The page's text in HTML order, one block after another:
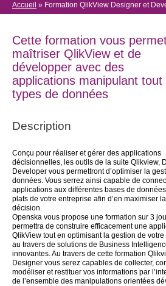
Accueil » Formation QlikView Designer et
Cette formation vous
maîtriser QlikView et de
développer avec des
applications manipulant tout
types de données
Description
Conçu pour réaliser et gérer des applications
décisionnelles, les outils de la suite Qlikview,
Developer vous permettront d’optimiser la
données. Vous serrez ainsi capable de
applications aux différentes bases de
plats de votre entreprise afin d’en maximiser
décision.
Openska vous propose une formation sur 3
permettra de construire efficacement une
QlikView tout en optimisant la gestion de votre
au travers de solutions de Business
innovantes. Au travers de cette formation
Designer vous serez capables de collecter,
modéliser et restituer vos informations par
de l’ensemble des manipulations orientées